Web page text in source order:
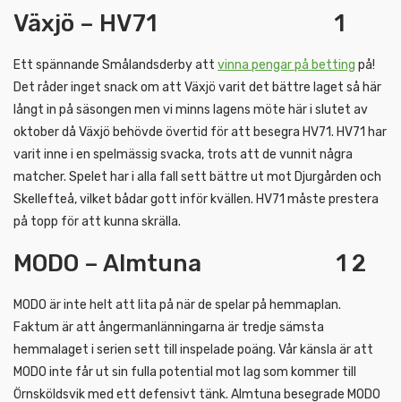
Växjö – HV71 1
Ett spännande Smålandsderby att vinna pengar på betting på!
Det råder inget snack om att Växjö varit det bättre laget så här
långt in på säsongen men vi minns lagens möte här i slutet av
oktober då Växjö behövde övertid för att besegra HV71. HV71 har
varit inne i en spelmässig svacka, trots att de vunnit några
matcher. Spelet har i alla fall sett bättre ut mot Djurgården och
Skellefteå, vilket bådar gott inför kvällen. HV71 måste prestera
på topp för att kunna skrälla.
MODO – Almtuna 1 2
MODO är inte helt att lita på när de spelar på hemmaplan.
Faktum är att ångermanlänningarna är tredje sämsta
hemmalaget i serien sett till inspelade poäng. Vår känsla är att
MODO inte får ut sin fulla potential mot lag som kommer till
Örnsköldsvik med ett defensivt tänk. Almtuna besegrade MODO